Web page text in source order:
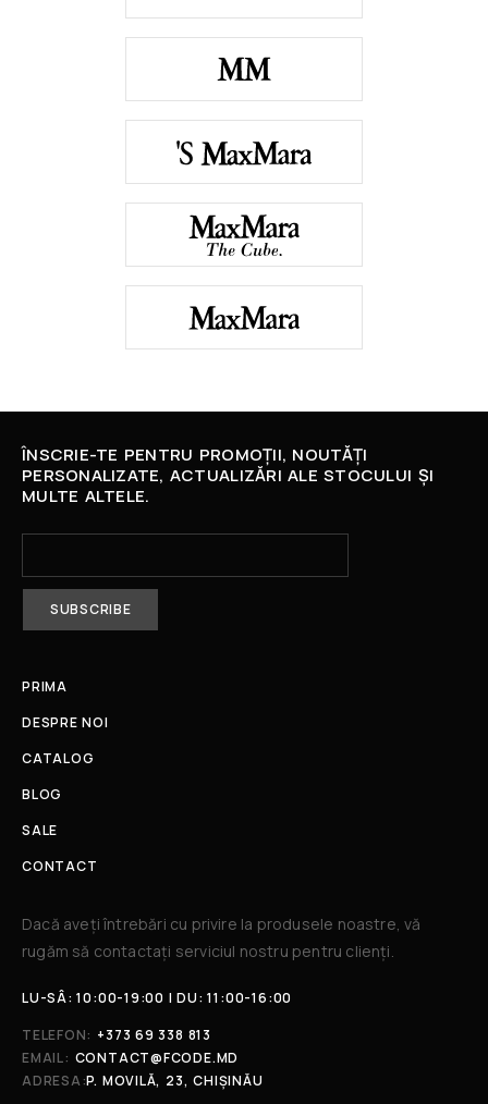
ÎNSCRIE-TE PENTRU PROMOȚII, NOUTĂȚI
PERSONALIZATE, ACTUALIZĂRI ALE STOCULUI ȘI
MULTE ALTELE.
PRIMA
DESPRE NOI
CATALOG
BLOG
SALE
CONTACT
Dacă aveți întrebări cu privire la produsele noastre, vă
rugăm să contactați serviciul nostru pentru clienți.​
LU-SÂ: 10:00-19:00 | DU: 11:00-16:00
TELEFON: +373 69 338 813
EMAIL: CONTACT@FCODE.MD
ADRESA:P. MOVILĂ, 23, CHIȘINĂU